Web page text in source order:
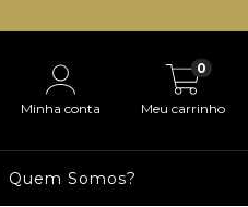
Minha conta Meu carrinho
0
Quem Somos?